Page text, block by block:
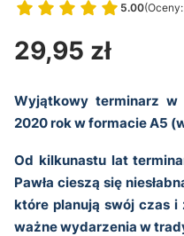
5.00
Przejdź
Cena
29,95 zł
Wyjątkowy terminarz w
2020 rok w formacie A5
Od kilkunastu lat
Pawła cieszą się
które planują swój czas i
ważne wydarzenia w